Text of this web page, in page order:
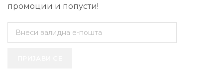
промоции и попусти!